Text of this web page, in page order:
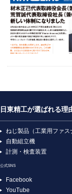
日東精工が選ばれる理
ねじ製品（工業用ファス
自動組立機
計測・検査装置
公式SNS
Facebook
YouTube